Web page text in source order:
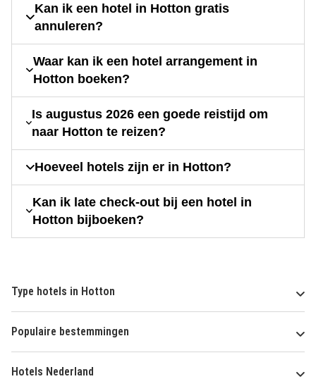
Kan ik een hotel in Hotton gratis
annuleren?
Waar kan ik een hotel arrangement in
Hotton boeken?
Is augustus 2026 een goede reistijd om
naar Hotton te reizen?
Hoeveel hotels zijn er in Hotton?
Kan ik late check-out bij een hotel in
Hotton bijboeken?
Type hotels in Hotton
Populaire bestemmingen
Hotels Nederland